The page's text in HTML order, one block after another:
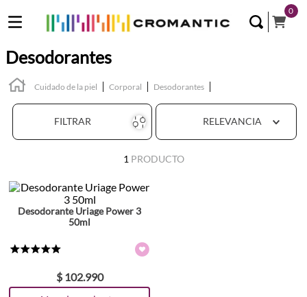
0
Desodorantes
Cuidado de la piel Corporal Desodorantes
FILTRAR RELEVANCIA
1 PRODUCTO
Desodorante Uriage Power 3
50ml
$ 102.990